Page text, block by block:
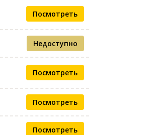
Посмотреть
Недоступно
Посмотреть
Посмотреть
Посмотреть